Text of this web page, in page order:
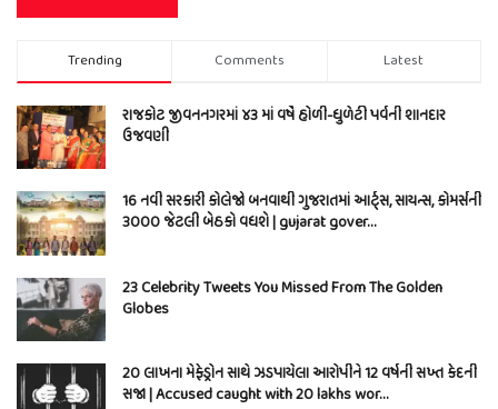
Trending Comments Latest
રાજકોટ જીવનનગરમાં ૪૩ માં વર્ષે હોળી-ધુળેટી પર્વની શાનદાર
ઉજવણી
16 નવી સરકારી કોલેજો બનવાથી ગુજરાતમાં આર્ટ્સ, સાયન્સ, કોમર્સની
3000 જેટલી બેઠકો વધશે | gujarat gover…
23 Celebrity Tweets You Missed From The Golden
Globes
20 લાખના મેફેડ્રોન સાથે ઝડપાયેલા આરોપીને 12 વર્ષની સખ્ત કેદની
સજા | Accused caught with 20 lakhs wor…